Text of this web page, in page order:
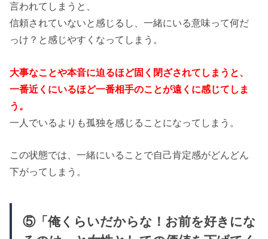
言われてしまうと、
信頼されていないと感じるし、一緒にいる意味って何だ
っけ？と感じやすくなってしまう。
大事なことや本音に迫るほど固く閉ざされてしまうと、
一番近くにいるほど一番相手のことが遠くに感じてしま
う。
一人でいるよりも孤独を感じることになってしまう。
この状態では、一緒にいることで自己肯定感がどんどん
下がってしまう。
⑤「俺くらいだからな！お前を好きにな